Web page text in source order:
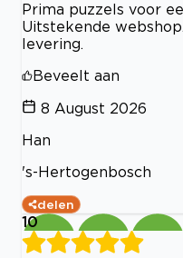
Prima puzzels voor
Uitstekende
levering.
Beveelt aan
8 August 2026
Han
's-Hertogenbosch
delen
10